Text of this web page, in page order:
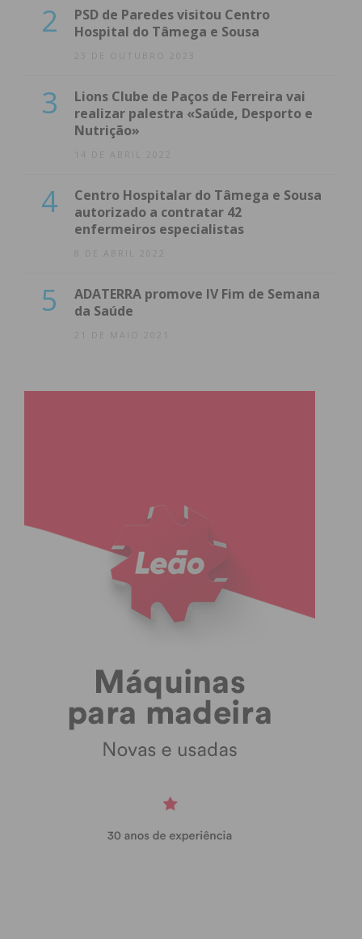
2
PSD de Paredes visitou Centro
Hospital do Tâmega e Sousa
23 DE OUTUBRO 2023
3
Lions Clube de Paços de Ferreira vai
realizar palestra «Saúde, Desporto e
Nutrição»
14 DE ABRIL 2022
4
Centro Hospitalar do Tâmega e Sousa
autorizado a contratar 42
enfermeiros especialistas
8 DE ABRIL 2022
5
ADATERRA promove IV Fim de Semana
da Saúde
21 DE MAIO 2021